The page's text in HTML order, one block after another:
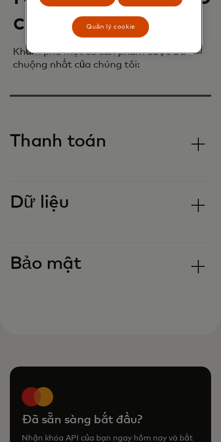
cho thương mại
Khám phá một số sản phẩm được ưa
chuộng nhất của chúng tôi:
Thanh toán
Dữ liệu
Bảo mật
Đã sẵn sàng bắt đầu?
Nhận khóa API của bạn ngay hôm nay và bắt
Quản lý cookie